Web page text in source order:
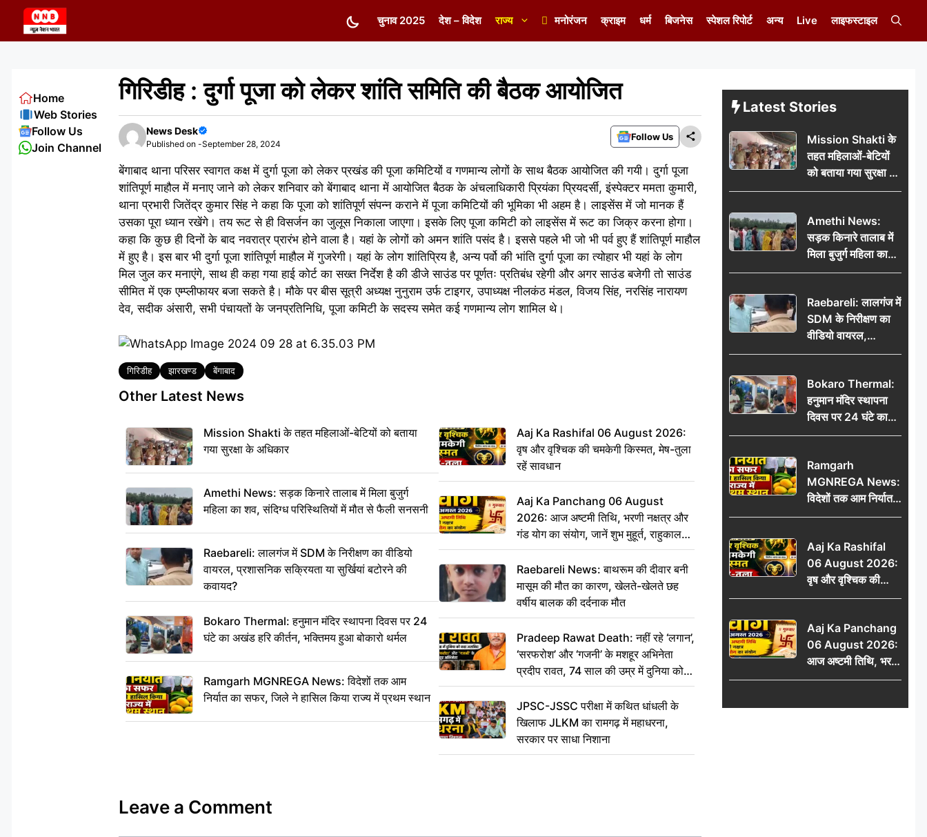
content
चुनाव 2025 देश – विदेश राज्य मनोरंजन क्राइम धर्म बिजनेस स्पेशल रिपोर्ट अन्य Live लाइफस्टाइल
गिरिडीह : दुर्गा पूजा को लेकर शांति समिति की बैठक आयोजित
News Desk
Published on -September 28, 2024
Follow Us
बेंगाबाद थाना परिसर स्वागत कक्ष में दुर्गा पूजा को लेकर प्रखंड की पूजा कमिटियों व गणमान्य लोगों के साथ बैठक आयोजित की गयी। दुर्गा पूजा
शांतिपूर्ण माहौल में मनाए जाने को लेकर शनिवार को बेंगाबाद थाना में आयोजित बैठक के अंचलाधिकारी प्रियंका प्रियदर्सी, इंस्पेक्टर ममता कुमारी,
थाना प्रभारी जितेंद्र कुमार सिंह ने कहा कि पूजा को शांतिपूर्ण संपन्न कराने में पूजा कमिटियों की भूमिका भी अहम है। लाइसेंस में जो मानक हैं
उसका पूरा ध्यान रखेंगे। तय रूट से ही विसर्जन का जुलूस निकाला जाएगा। इसके लिए पूजा कमिटी को लाइसेंस में रूट का जिक्र करना होगा।
कहा कि कुछ ही दिनों के बाद नवरात्र प्रारंभ होने वाला है। यहां के लोगों को अमन शांति पसंद है। इससे पहले भी जो भी पर्व हुए हैं शांतिपूर्ण माहौल
में हुए है। इस बार भी दुर्गा पूजा शांतिपूर्ण माहौल में गुजरेगी। यहां के लोग शांतिप्रिय है, अन्य पर्वो की भांति दुर्गा पूजा का त्योहार भी यहां के लोग
मिल जुल कर मनाएंगे, साथ ही कहा गया हाई कोर्ट का सख्त निर्देश है की डीजे साउंड पर पूर्णतः प्रतिबंध रहेगी और अगर साउंड बजेगी तो साउंड
सीमित में एक एम्प्लीफायर बजा सकते है। मौके पर बीस सूत्री अध्यक्ष नुनुराम उर्फ टाइगर, उपाध्यक्ष नीलकंठ मंडल, विजय सिंह, नरसिंह नारायण
देव, सदीक अंसारी, सभी पंचायतों के जनप्रतिनिधि, पूजा कमिटी के सदस्य समेत कई गणमान्य लोग शामिल थे।
Tags
गिरिडीह झारखण्ड बेंगाबाद
Other Latest News
Mission Shakti के तहत महिलाओं-बेटियों को बताया
गया सुरक्षा के अधिकार
Amethi News: सड़क किनारे तालाब में मिला बुजुर्ग
महिला का शव, संदिग्ध परिस्थितियों में मौत से फैली सनसनी
Raebareli: लालगंज में SDM के निरीक्षण का वीडियो
वायरल, प्रशासनिक सक्रियता या सुर्खियां बटोरने की
कवायद?
Bokaro Thermal: हनुमान मंदिर स्थापना दिवस पर 24
घंटे का अखंड हरि कीर्तन, भक्तिमय हुआ बोकारो थर्मल
Ramgarh MGNREGA News: विदेशों तक आम
निर्यात का सफर, जिले ने हासिल किया राज्य में प्रथम स्थान
Aaj Ka Rashifal 06 August 2026:
वृष और वृश्चिक की चमकेगी किस्मत, मेष-तुला
रहें सावधान
Aaj Ka Panchang 06 August
2026: आज अष्टमी तिथि, भरणी नक्षत्र और
गंड योग का संयोग, जानें शुभ मुहूर्त, राहुकाल
और दिनभर का पंचांग
Raebareli News: बाथरूम की दीवार बनी
मासूम की मौत का कारण, खेलते-खेलते छह
वर्षीय बालक की दर्दनाक मौत
Pradeep Rawat Death: नहीं रहे ‘लगान’,
‘सरफरोश’ और ‘गजनी’ के मशहूर अभिनेता
प्रदीप रावत, 74 साल की उम्र में दुनिया को
कहा अलविदा
JPSC-JSSC परीक्षा में कथित धांधली के
खिलाफ JLKM का रामगढ़ में महाधरना,
सरकार पर साधा निशाना
Leave a Comment
Home
Web Stories
Follow Us
Join Channel
Latest Stories
Mission Shakti के
तहत महिलाओं-बेटियों
को बताया गया सुरक्षा के
अधिकार
Amethi News:
सड़क किनारे तालाब में
मिला बुजुर्ग महिला का
शव, संदिग्ध परिस्थितियों
Raebareli: लालगंज में
SDM के निरीक्षण का
वीडियो वायरल,
प्रशासनिक सक्रियता
कवायद?
Bokaro Thermal:
हनुमान मंदिर स्थापना
दिवस पर 24 घंटे का
अखंड हरि कीर्तन,
थर्मल
Ramgarh
MGNREGA News:
विदेशों तक आम निर्यात
का सफर, जिले ने
प्रथम स्थान
Aaj Ka Rashifal
06 August 2026:
वृष और वृश्चिक की
चमकेगी किस्मत, मेष-
Aaj Ka Panchang
06 August 2026:
आज अष्टमी तिथि, भरणी
नक्षत्र और गंड योग का
राहुकाल और दिनभर का